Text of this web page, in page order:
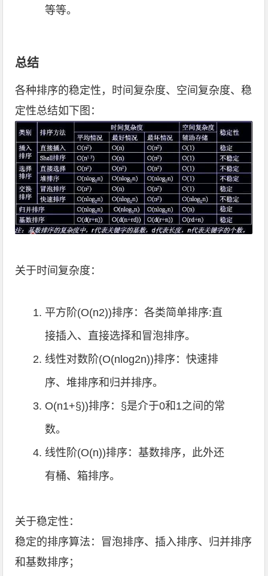
等等。
总结
各种排序的稳定性，时间复杂度、空间复杂度、稳
定性总结如下图：
关于时间复杂度：
平方阶(O(n2))排序：各类简单排序:直
接插入、直接选择和冒泡排序。
线性对数阶(O(nlog2n))排序：快速排
序、堆排序和归并排序。
O(n1+§))排序：§是介于0和1之间的常
数。
线性阶(O(n))排序：基数排序，此外还
有桶、箱排序。
关于稳定性：
稳定的排序算法：冒泡排序、插入排序、归并排序
和基数排序；